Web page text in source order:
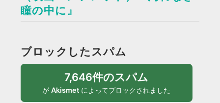
瞳の中に』
ブロックしたスパム
7,646件のスパム
がAkismet によってブロックされました